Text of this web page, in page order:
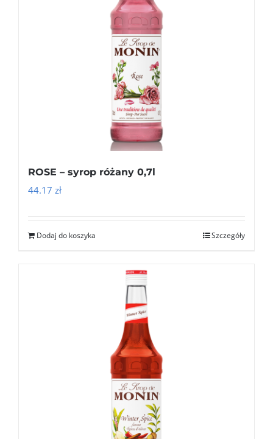
ROSE – syrop różany 0,7l
44.17 zł
Dodaj do koszyka Szczegóły